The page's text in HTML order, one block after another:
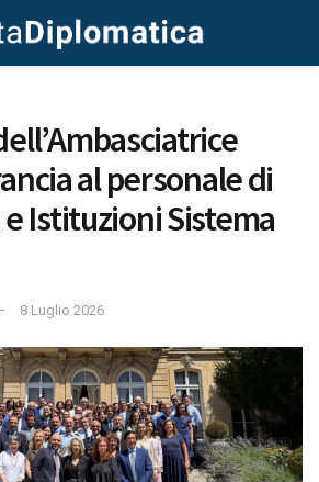
al personale di
Istituzioni Sistema
8 Luglio 2026